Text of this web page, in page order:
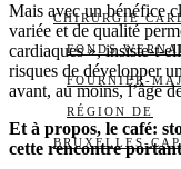
CHIRURGIE
FONDS
FOURNIER-
RÉGION DE
BRUXELLES-
Mais avec un bénéfice
variée et de qualité
cardiaques », insiste-t-
risques de développer
avant, au moins, l’âge
Et à propos, le café:
cette rencontre